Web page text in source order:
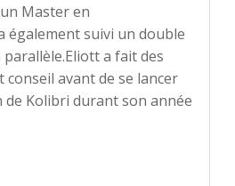
Master en
également suivi un double
a fait des
conseil avant de se lancer
de Kolibri durant son année